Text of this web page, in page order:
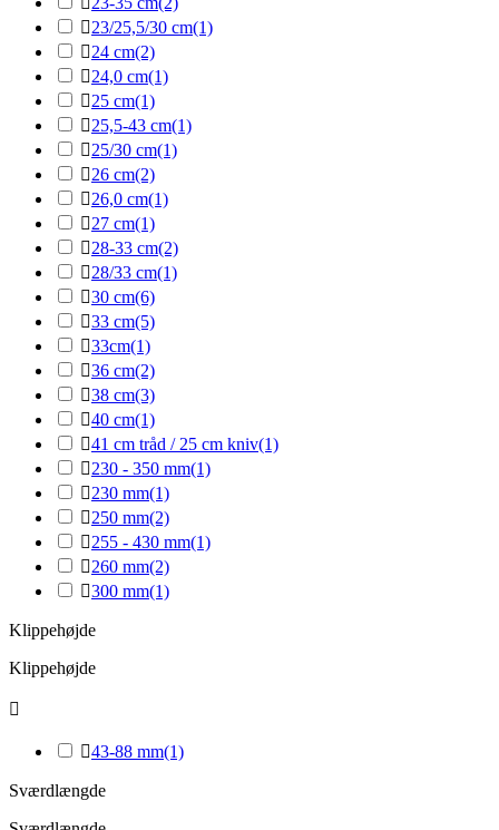
23/25,5/30 cm(1)
24 cm(2)
24,0 cm(1)
25 cm(1)
25,5-43 cm(1)
25/30 cm(1)
26 cm(2)
26,0 cm(1)
27 cm(1)
28-33 cm(2)
28/33 cm(1)
30 cm(6)
33 cm(5)
33cm(1)
36 cm(2)
38 cm(3)
40 cm(1)
41 cm tråd / 25 cm kniv(1)
230 - 350 mm(1)
230 mm(1)
250 mm(2)
255 - 430 mm(1)
260 mm(2)
300 mm(1)
Klippehøjde
Klippehøjde

43-88 mm(1)
Sværdlængde